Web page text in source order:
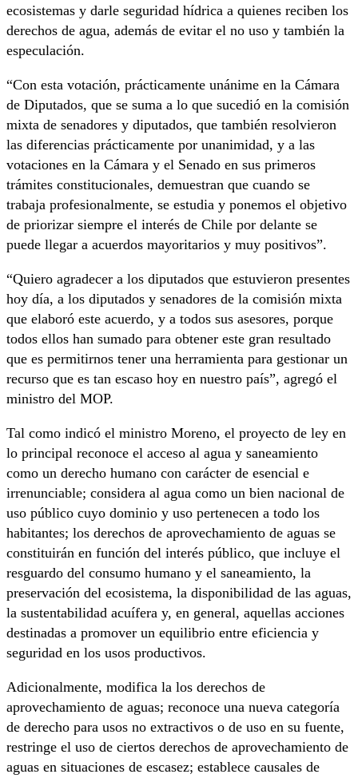
ecosistemas y darle seguridad hídrica a quienes reciben los
derechos de agua, además de evitar el no uso y también la
especulación.
“Con esta votación, prácticamente unánime en la Cámara
de Diputados, que se suma a lo que sucedió en la comisión
mixta de senadores y diputados, que también resolvieron
las diferencias prácticamente por unanimidad, y a las
votaciones en la Cámara y el Senado en sus primeros
trámites constitucionales, demuestran que cuando se
trabaja profesionalmente, se estudia y ponemos el objetivo
de priorizar siempre el interés de Chile por delante se
puede llegar a acuerdos mayoritarios y muy positivos”.
“Quiero agradecer a los diputados que estuvieron presentes
hoy día, a los diputados y senadores de la comisión mixta
que elaboró este acuerdo, y a todos sus asesores, porque
todos ellos han sumado para obtener este gran resultado
que es permitirnos tener una herramienta para gestionar un
recurso que es tan escaso hoy en nuestro país”, agregó el
ministro del MOP.
Tal como indicó el ministro Moreno, el proyecto de ley en
lo principal reconoce el acceso al agua y saneamiento
como un derecho humano con carácter de esencial e
irrenunciable; considera al agua como un bien nacional de
uso público cuyo dominio y uso pertenecen a todo los
habitantes; los derechos de aprovechamiento de aguas se
constituirán en función del interés público, que incluye el
resguardo del consumo humano y el saneamiento, la
preservación del ecosistema, la disponibilidad de las aguas,
la sustentabilidad acuífera y, en general, aquellas acciones
destinadas a promover un equilibrio entre eficiencia y
seguridad en los usos productivos.
Adicionalmente, modifica la los derechos de
aprovechamiento de aguas; reconoce una nueva categoría
de derecho para usos no extractivos o de uso en su fuente,
restringe el uso de ciertos derechos de aprovechamiento de
aguas en situaciones de escasez; establece causales de